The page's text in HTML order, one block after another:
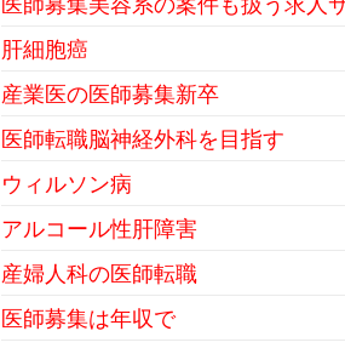
肝細胞癌
産業医の医師募集新卒
医師転職脳神経外科を目指す
ウィルソン病
アルコール性肝障害
産婦人科の医師転職
医師募集は年収で